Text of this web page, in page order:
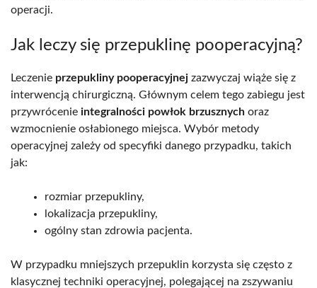
operacji.
Jak leczy się przepuklinę pooperacyjną?
Leczenie przepukliny pooperacyjnej zazwyczaj wiąże się z
interwencją chirurgiczną. Głównym celem tego zabiegu jest
przywrócenie integralności powłok brzusznych oraz
wzmocnienie osłabionego miejsca. Wybór metody
operacyjnej zależy od specyfiki danego przypadku, takich
jak:
rozmiar przepukliny,
lokalizacja przepukliny,
ogólny stan zdrowia pacjenta.
W przypadku mniejszych przepuklin korzysta się często z
klasycznej techniki operacyjnej, polegającej na zszywaniu